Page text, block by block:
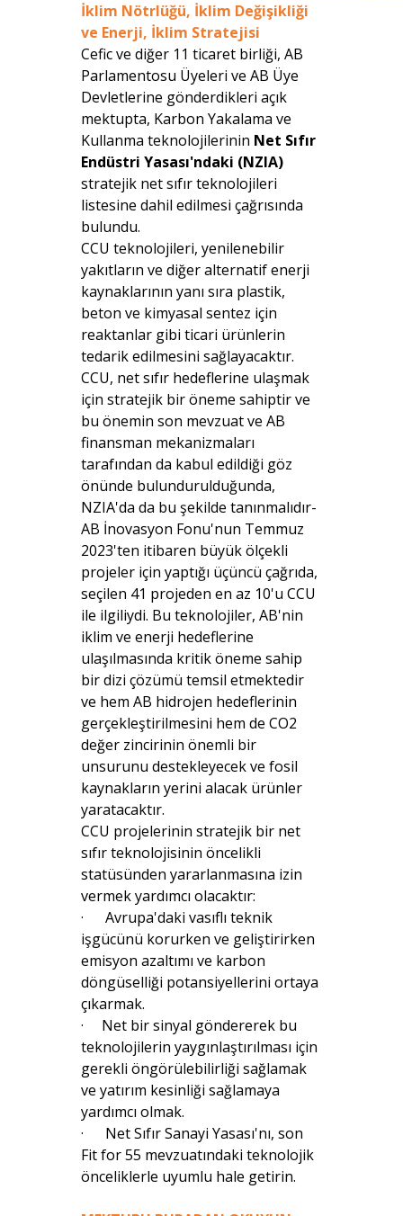
İklim Nötrlüğü, İklim Değişikliği
ve Enerji, İklim Stratejisi
Cefic ve diğer 11 ticaret birliği, AB
Parlamentosu Üyeleri ve AB Üye
Devletlerine gönderdikleri açık
mektupta, Karbon Yakalama ve
Kullanma teknolojilerinin Net Sıfır
Endüstri Yasası'ndaki (NZIA)
stratejik net sıfır teknolojileri
listesine dahil edilmesi çağrısında
bulundu.
CCU teknolojileri, yenilenebilir
yakıtların ve diğer alternatif enerji
kaynaklarının yanı sıra plastik,
beton ve kimyasal sentez için
reaktanlar gibi ticari ürünlerin
tedarik edilmesini sağlayacaktır.
CCU, net sıfır hedeflerine ulaşmak
için stratejik bir öneme sahiptir ve
bu önemin son mevzuat ve AB
finansman mekanizmaları
tarafından da kabul edildiği göz
önünde bulundurulduğunda,
NZIA'da da bu şekilde tanınmalıdır-
AB İnovasyon Fonu'nun Temmuz
2023'ten itibaren büyük ölçekli
projeler için yaptığı üçüncü çağrıda,
seçilen 41 projeden en az 10'u CCU
ile ilgiliydi. Bu teknolojiler, AB'nin
iklim ve enerji hedeflerine
ulaşılmasında kritik öneme sahip
bir dizi çözümü temsil etmektedir
ve hem AB hidrojen hedeflerinin
gerçekleştirilmesini hem de CO2
değer zincirinin önemli bir
unsurunu destekleyecek ve fosil
kaynakların yerini alacak ürünler
yaratacaktır.
CCU projelerinin stratejik bir net
sıfır teknolojisinin öncelikli
statüsünden yararlanmasına izin
vermek yardımcı olacaktır:
· Avrupa'daki vasıflı teknik
işgücünü korurken ve geliştirirken
emisyon azaltımı ve karbon
döngüselliği potansiyellerini ortaya
çıkarmak.
· Net bir sinyal göndererek bu
teknolojilerin yaygınlaştırılması için
gerekli öngörülebilirliği sağlamak
ve yatırım kesinliği sağlamaya
yardımcı olmak.
· Net Sıfır Sanayi Yasası'nı, son
Fit for 55 mevzuatındaki teknolojik
önceliklerle uyumlu hale getirin.